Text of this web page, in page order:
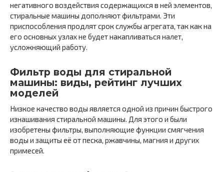
негативного воздействия содержащихся в ней элементов,
стиральные машины дополняют фильтрами. Эти
приспособления продлят срок службы агрегата, так как на
его основных узлах не будет накапливаться налет,
усложняющий работу.
Фильтр воды для стиральной
машины: виды, рейтинг лучших
моделей
Низкое качество воды является одной из причин быстрого
изнашивания стиральной машины. Для этого и были
изобретены фильтры, выполняющие функции смягчения
воды и защиты её от песка, ржавчины, магния и других
примесей.